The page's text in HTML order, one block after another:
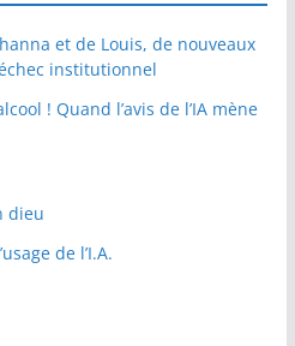
et de Louis, de nouveaux
institutionnel
! Quand l’avis de l’IA mène
dieu
de l’I.A.